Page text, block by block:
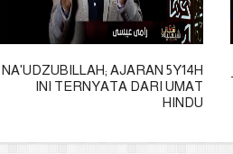
NA'UDZUBILLAH; AJARAN 5Y14H
INI TERNYATA DARI UMAT
HINDU